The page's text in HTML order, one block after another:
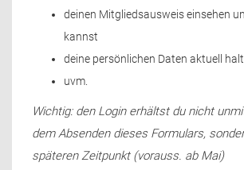
deinen Mitgliedsausweis einsehen
kannst
deine persönlichen Daten aktuell
uvm.
Wichtig: den Login erhältst du nicht
dem Absenden dieses Formulars,
späteren Zeitpunkt (vorauss. ab Mai)